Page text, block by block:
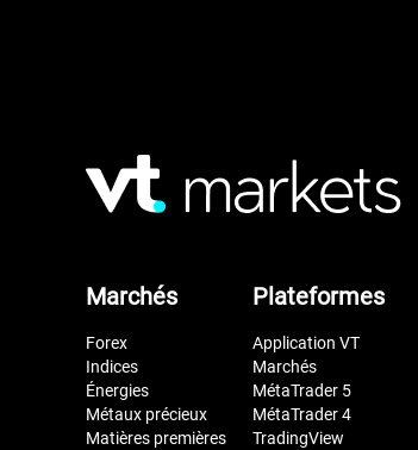
Marchés
Forex
Indices
Énergies
Métaux précieux
Matières premières
Plateformes
Application VT
Marchés
MétaTrader 5
MétaTrader 4
TradingView